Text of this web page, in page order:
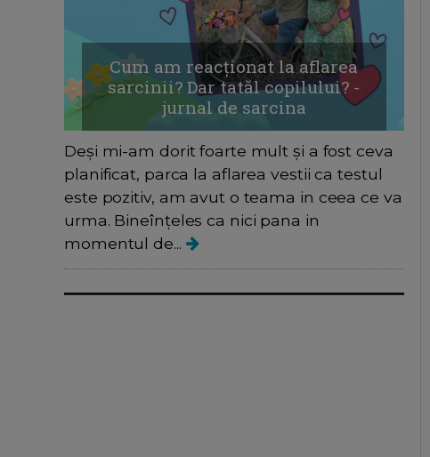
Cum am reacționat la aflarea
sarcinii? Dar tatăl copilului? -
jurnal de sarcina
Deși mi-am dorit foarte mult și a fost ceva
planificat, parca la aflarea vestii ca testul
este pozitiv, am avut o teama in ceea ce va
urma. Bineînțeles ca nici pana in
momentul de...